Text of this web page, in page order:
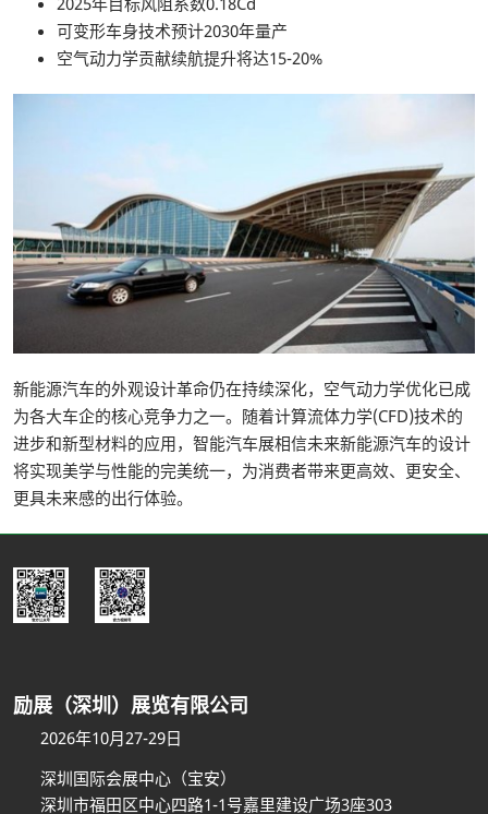
可变形车身技术预计2030年量产
空气动力学贡献续航提升将达15-20%
新能源汽车的外观设计革命仍在持续深化，空气动力学优化已成
为各大车企的核心竞争力之一。随着计算流体力学(CFD)技术的
进步和新型材料的应用，智能汽车展相信未来新能源汽车的设计
将实现美学与性能的完美统一，为消费者带来更高效、更安全、
更具未来感的出行体验。
励展（深圳）展览有限公司
2026年10月27-29日
深圳国际会展中心（宝安）
深圳市福田区中心四路1-1号嘉里建设广场3座303